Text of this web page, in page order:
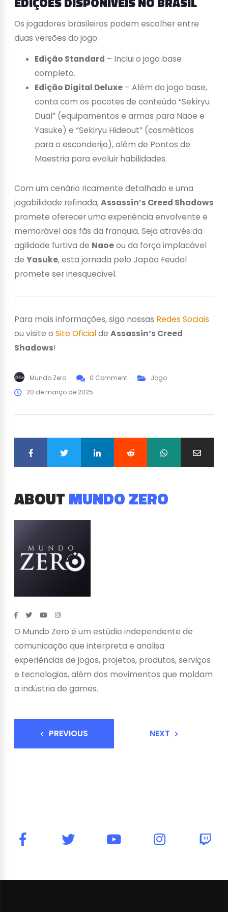
Os jogadores brasileiros podem escolher entre
duas versões do jogo:
Edição Standard – Inclui o jogo base
completo.
Edição Digital Deluxe – Além do jogo base,
conta com os pacotes de conteúdo “Sekiryu
Dual” (equipamentos e armas para Naoe e
Yasuke) e “Sekiryu Hideout” (cosméticos
para o esconderijo), além de Pontos de
Maestria para evoluir habilidades.
Com um cenário ricamente detalhado e uma
jogabilidade refinada,Assassin’s Creed Shadows
promete oferecer uma experiência envolvente e
memorável aos fãs da franquia. Seja através da
agilidade furtiva de Naoeou da força implacável
de Yasuke, esta jornada pelo Japão Feudal
promete ser inesquecível.
Para mais informações, siga nossas Redes Sociais
ou visite o Site Oficialde Assassin’s Creed
Shadows!
Mundo Zero 0 Comment
Jogo
20 de março de 2025
ABOUTMUNDO ZERO
O Mundo Zero é um estúdio independente de
comunicação que interpreta e analisa
experiências de jogos, projetos, produtos, serviços
e tecnologias, além dos movimentos que moldam
a indústria de games.
PREVIOUS NEXT